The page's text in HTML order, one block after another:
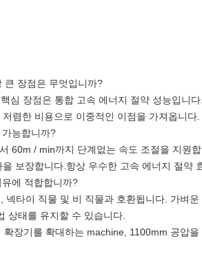
큰 장점은 무엇입니까?
심 장점은 통합 고속 에너지 절약 성능입니
렴한 비용으로 이중적인 이점을 가져옵니다.
능합니까?
60m / min까지 단계없는 속도 조절을 지원
보장합니다.항상 우수한 고속 에너지 절약
에 적합합니까?
넥타이 직물 및 비 직물과 호환됩니다. 가벼
상태를 유지할 수 있습니다.
확장기를 확대하는 machine, 1100mm 공압